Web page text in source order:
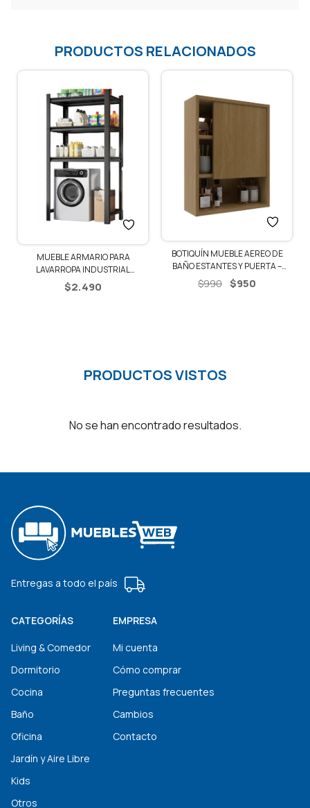
PRODUCTOS RELACIONADOS
MUEBLE ARMARIO PARA
LAVARROPA INDUSTRIAL
ESTANTERIA
$2.490
BOTIQUÍN MUEBLE AEREO DE
BAÑO ESTANTES Y PUERTA –
CARVALHO
$990 El
$950
PRODUCTOS VISTOS
No se han encontrado resultados.
Entregas a todo el país
CATEGORÍAS
Living & Comedor
Dormitorio
Cocina
Baño
Oficina
Jardín y Aire Libre
Kids
Otros
EMPRESA
Mi cuenta
Cómo comprar
Preguntas frecuentes
Cambios
Contacto